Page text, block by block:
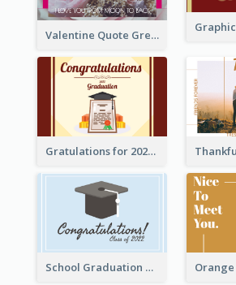
Valentine Quote Greeting Card
Gratulations for 2020 Graduation Greeting Card
School Graduation Celebration Card